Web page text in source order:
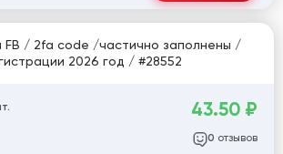
FB / 2fa code /частично заполнены /
2026 год / #28552
43.50 ₽
0 отзывов